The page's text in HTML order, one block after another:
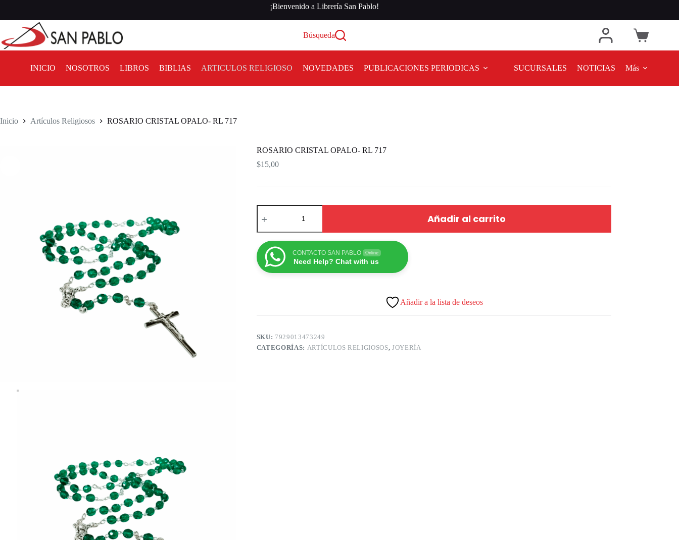
¡Bienvenido a Librería San Pablo!
Búsqueda
INICIO NOSOTROS LIBROS BIBLIAS ARTICULOS RELIGIOSO NOVEDADES PUBLICACIONES PERIODICAS SUCURSALES NOTICIAS Más
Inicio Artículos Religiosos ROSARIO CRISTAL OPALO- RL 717
ROSARIO CRISTAL OPALO- RL 717
$15,00
Añadir al carrito
CONTACTO SAN PABLO Online
Need Help? Chat with us
Añadir a la lista de deseos
SKU: 7929013473249
CATEGORÍAS: ARTÍCULOS RELIGIOSOS, JOYERÍA